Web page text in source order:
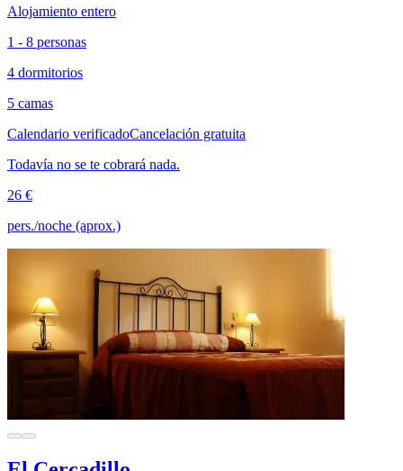
Alojamiento entero
1 - 8 personas
4 dormitorios
5 camas
Calendario verificadoCancelación gratuita
Todavía no se te cobrará nada.
26 €
pers./noche (aprox.)